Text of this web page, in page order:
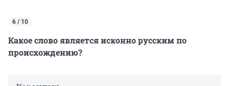
6 / 10
Какое слово является исконно русским по
происхождению?